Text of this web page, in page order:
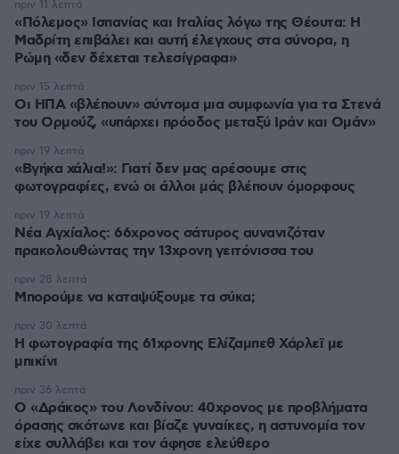
«Πόλεμος» Ισπανίας και Ιταλίας λόγω της Θέουτα: Η
Μαδρίτη επιβάλει και αυτή έλεγχους στα σύνορα, η
Ρώμη «δεν δέχεται τελεσίγραφα»
πριν 11 λεπτά
Οι ΗΠΑ «βλέπουν» σύντομα μια συμφωνία για τα Στενά
του Ορμούζ, «υπάρχει πρόοδος μεταξύ Ιράν και Ομάν»
πριν 15 λεπτά
«Βγήκα χάλια!»: Γιατί δεν μας αρέσουμε στις
φωτογραφίες, ενώ οι άλλοι μάς βλέπουν όμορφους
πριν 19 λεπτά
Νέα Αγχίαλος: 66χρονος σάτυρος αυνανιζόταν
πρακολουθώντας την 13χρονη γειτόνισσα του
πριν 19 λεπτά
Μπορούμε να καταψύξουμε τα σύκα;
πριν 28 λεπτά
Η φωτογραφία της 61χρονης Ελίζαμπεθ Χάρλεϊ με
μπικίνι
πριν 30 λεπτά
Ο «Δράκος» του Λονδίνου: 40χρονος με προβλήματα
όρασης σκότωνε και βίαζε γυναίκες, η αστυνομία τον
είχε συλλάβει και τον άφησε ελεύθερο
πριν 36 λεπτά